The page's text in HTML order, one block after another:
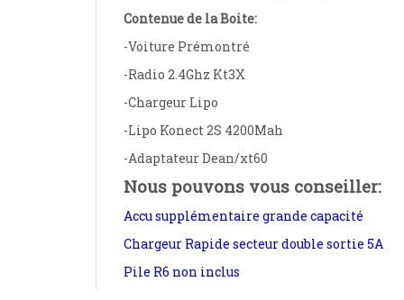
Contenue de la Boite:
-Voiture Prémontré
-Radio 2.4Ghz Kt3X
-Chargeur Lipo
-Lipo Konect 2S 4200Mah
-Adaptateur Dean/xt60
Nous pouvons vous conseiller:
Accu supplémentaire grande capacité
Chargeur Rapide secteur double sortie 5A
Pile R6 non inclus